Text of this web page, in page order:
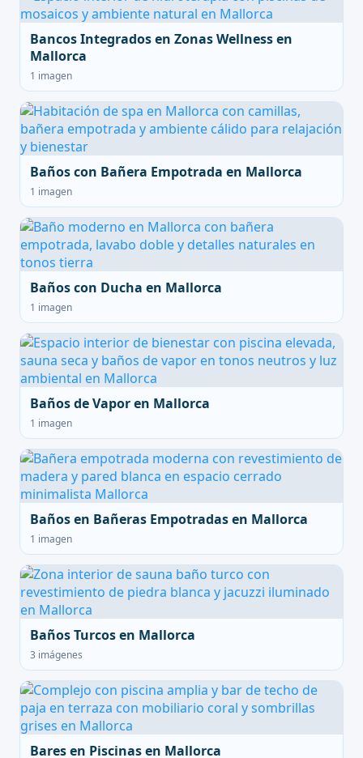
Bancos Integrados en Zonas Wellness en
Mallorca
1 imagen
Baños con Bañera Empotrada en Mallorca
1 imagen
Baños con Ducha en Mallorca
1 imagen
Baños de Vapor en Mallorca
1 imagen
Baños en Bañeras Empotradas en Mallorca
1 imagen
Baños Turcos en Mallorca
3 imágenes
Bares en Piscinas en Mallorca